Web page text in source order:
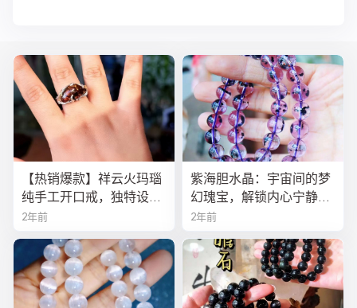
【热销爆款】祥云火玛瑙
纯手工开口戒，独特设计
寓意吉祥，时尚与灵性的
2年前
紫海胆水晶：宇宙间的梦
幻瑰宝，解锁内心宁静与
疗愈之秘
2年前